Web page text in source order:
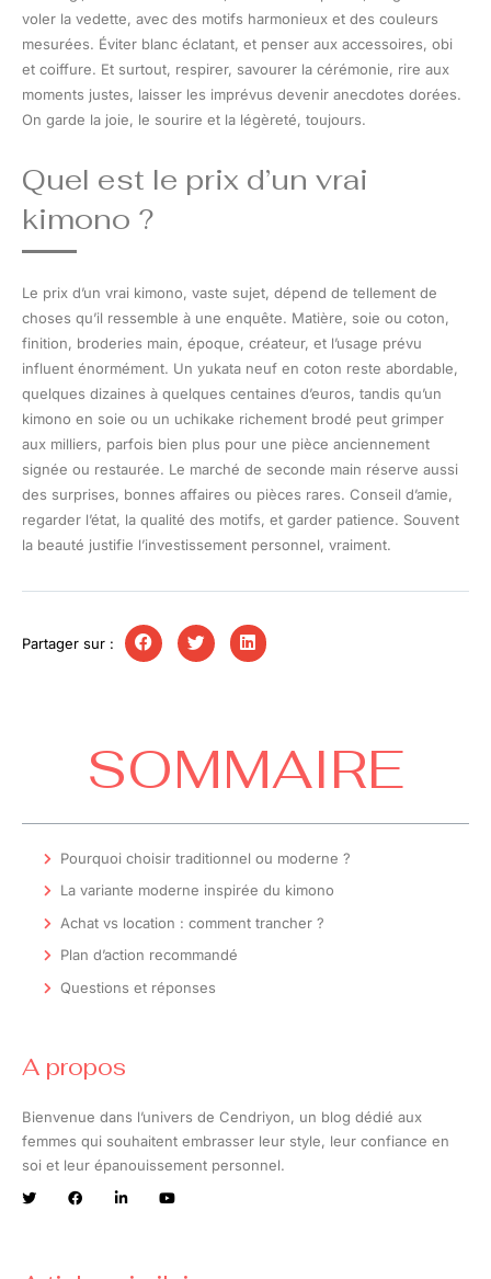
voler la vedette, avec des motifs harmonieux et des couleurs
mesurées. Éviter blanc éclatant, et penser aux accessoires, obi
et coiffure. Et surtout, respirer, savourer la cérémonie, rire aux
moments justes, laisser les imprévus devenir anecdotes dorées.
On garde la joie, le sourire et la légèreté, toujours.
Quel est le prix d’un vrai
kimono ?
Le prix d’un vrai kimono, vaste sujet, dépend de tellement de
choses qu’il ressemble à une enquête. Matière, soie ou coton,
finition, broderies main, époque, créateur, et l’usage prévu
influent énormément. Un yukata neuf en coton reste abordable,
quelques dizaines à quelques centaines d’euros, tandis qu’un
kimono en soie ou un uchikake richement brodé peut grimper
aux milliers, parfois bien plus pour une pièce anciennement
signée ou restaurée. Le marché de seconde main réserve aussi
des surprises, bonnes affaires ou pièces rares. Conseil d’amie,
regarder l’état, la qualité des motifs, et garder patience. Souvent
la beauté justifie l’investissement personnel, vraiment.
Partager sur :
SOMMAIRE
Pourquoi choisir traditionnel ou moderne ?
La variante moderne inspirée du kimono
Achat vs location : comment trancher ?
Plan d’action recommandé
Questions et réponses
A propos
Bienvenue dans l’univers de Cendriyon, un blog dédié aux
femmes qui souhaitent embrasser leur style, leur confiance en
soi et leur épanouissement personnel.